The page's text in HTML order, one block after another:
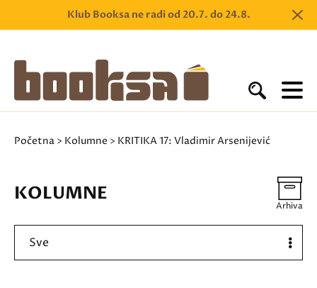
Klub Booksa ne radi od 20.7. do 24.8.
Početna > Kolumne > KRITIKA 17: Vladimir Arsenijević
KOLUMNE
Sve
Arhiva